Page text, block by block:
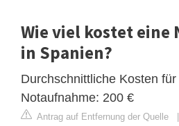
Wie viel kostet eine
in Spanien?
Durchschnittliche Kosten
Notaufnahme: 200 €
Antrag auf Entfernung der Quelle